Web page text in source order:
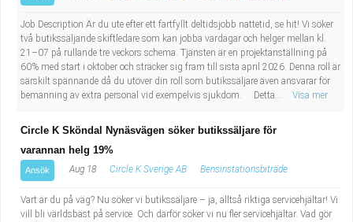
Job Description Är du ute efter ett fartfyllt deltidsjobb nattetid, se hit! Vi söker
två butikssäljande skiftledare som kan jobba vardagar och helger mellan kl.
21–07 på rullande tre veckors schema. Tjänsten är en projektanställning på
60% med start i oktober och sträcker sig fram till sista april 2026. Denna roll är
särskilt spännande då du utöver din roll som butikssäljare även ansvarar för
bemanning av extra personal vid exempelvis sjukdom. Detta...
Visa mer
Circle K Sköndal Nynäsvägen söker butikssäljare för
varannan helg 19%
Ansök Aug 18 Circle K Sverige AB Bensinstationsbiträde
Vart är du på väg? Nu söker vi butikssäljare – ja, alltså riktiga servicehjältar! Vi
vill bli världsbäst på service. Och därför söker vi nu fler servicehjältar. Vad gör